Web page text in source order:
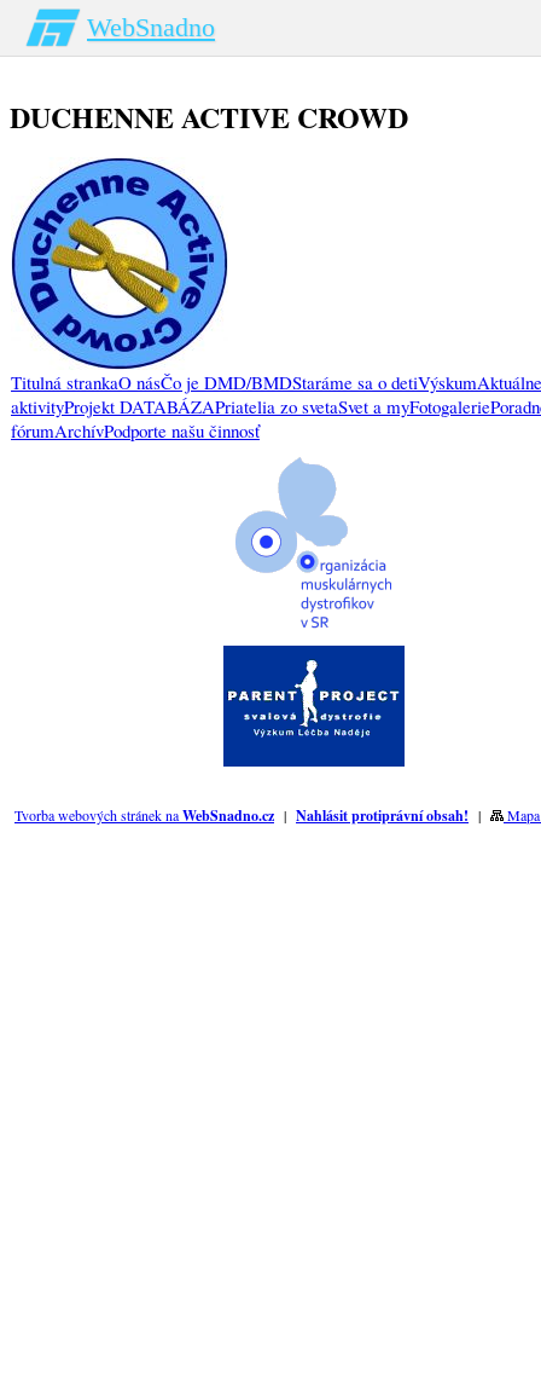
WebSnadno
DUCHENNE ACTIVE CROWD
Titulná strankaO násČo je DMD/BMDStaráme sa o detiVýskum
aktivityProjekt DATABÁZAPriatelia zo svetaSvet a myFotogalerie
fórumArchívPodporte našu činnosť
Tvorba webových stránek naWebSnadno.cz | Nahlásit protiprávní obsah! |